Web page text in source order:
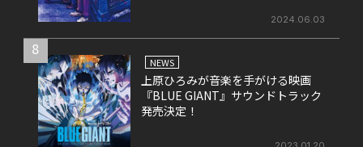
2024.06.03
8
NEWS
上原ひろみが音楽を手がける映画
『BLUE GIANT』サウンドトラック
発売決定！